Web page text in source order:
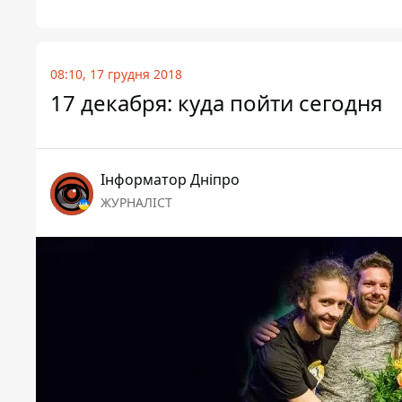
08:10, 17 грудня 2018
17 декабря: куда пойти сегодня
Інформатор Дніпро
ЖУРНАЛІСТ